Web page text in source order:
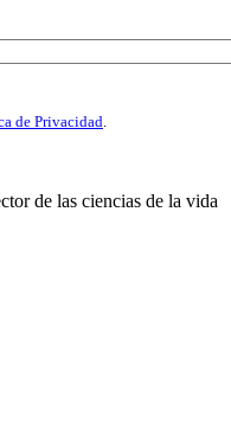
de Privacidad.
de las ciencias de la vida